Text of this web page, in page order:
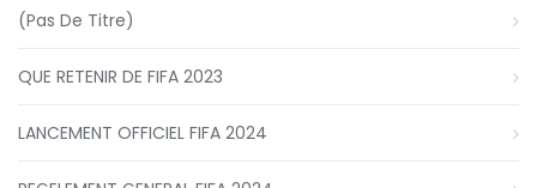
(pas De Titre)
QUE RETENIR DE FIFA 2023
LANCEMENT OFFICIEL FIFA 2024